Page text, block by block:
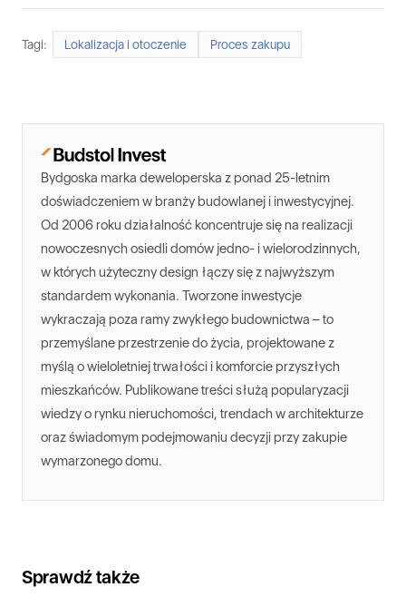
Tagi: Lokalizacja i otoczenie Proces zakupu
Bydgoska marka deweloperska z ponad 25-letnim
doświadczeniem w branży budowlanej i inwestycyjnej.
Od 2006 roku działalność koncentruje się na realizacji
nowoczesnych osiedli domów jedno- i wielorodzinnych,
w których użyteczny design łączy się z najwyższym
standardem wykonania. Tworzone inwestycje
wykraczają poza ramy zwykłego budownictwa – to
przemyślane przestrzenie do życia, projektowane z
myślą o wieloletniej trwałości i komforcie przyszłych
mieszkańców. Publikowane treści służą popularyzacji
wiedzy o rynku nieruchomości, trendach w architekturze
oraz świadomym podejmowaniu decyzji przy zakupie
wymarzonego domu.
Sprawdź także